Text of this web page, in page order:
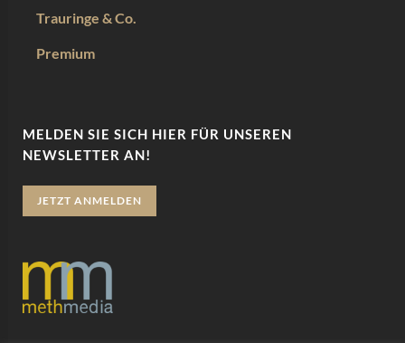
Trauringe & Co.
Premium
MELDEN SIE SICH HIER FÜR UNSEREN
NEWSLETTER AN!
JETZT ANMELDEN